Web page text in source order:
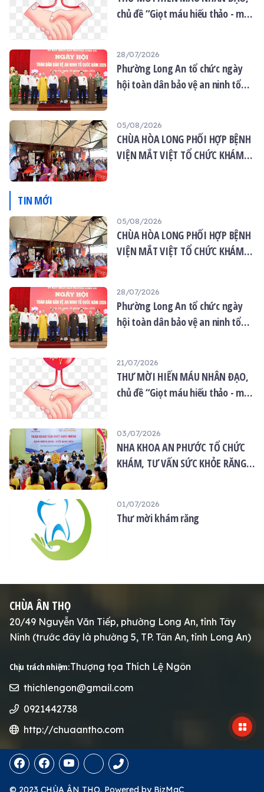
chủ đề “Giọt máu hiếu thảo - mùa
28/07/2026
Phường Long An tổ chức ngày
hội toàn dân bảo vệ an ninh tổ
05/08/2026
CHÙA HÒA LONG PHỐI HỢP BỆNH
VIỆN MẮT VIỆT TỔ CHỨC KHÁM
TIN MỚI
05/08/2026
CHÙA HÒA LONG PHỐI HỢP BỆNH
VIỆN MẮT VIỆT TỔ CHỨC KHÁM
28/07/2026
Phường Long An tổ chức ngày
hội toàn dân bảo vệ an ninh tổ
21/07/2026
THƯ MỜI HIẾN MÁU NHÂN ĐẠO,
chủ đề “Giọt máu hiếu thảo - mùa
03/07/2026
NHA KHOA AN PHƯỚC TỔ CHỨC
KHÁM, TƯ VẤN SỨC KHỎE RĂNG
01/07/2026
Thư mời khám răng
CHÙA ÂN THỌ
20/49 Nguyễn Văn Tiếp, phường Long An, tỉnh Tây
Ninh (trước đây là phường 5, TP. Tân An, tỉnh Long An)
Chịu trách nhiệm:Thượng tọa Thích Lệ Ngôn
thichlengon@gmail.com
0921442738
http://chuaantho.com
© 2023 CHÙA ÂN THỌ. Powered by BizMaC